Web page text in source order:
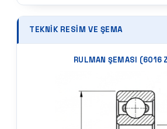
TEKNIK RESIM VE ŞEMA
RULMAN ŞEMASI (6016